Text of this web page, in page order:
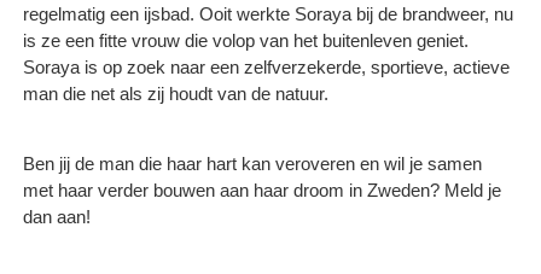
regelmatig een ijsbad. Ooit werkte Soraya bij de brandweer, nu
is ze een fitte vrouw die volop van het buitenleven geniet.
Soraya is op zoek naar een zelfverzekerde, sportieve, actieve
man die net als zij houdt van de natuur.
Ben jij de man die haar hart kan veroveren en wil je samen
met haar verder bouwen aan haar droom in Zweden? Meld je
dan aan!